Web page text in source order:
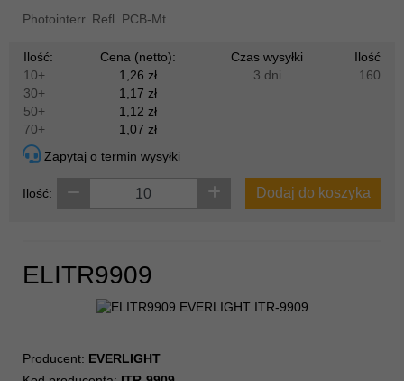
Photointerr. Refl. PCB-Mt
Ilość:
Cena (netto):
10+
1,26 zł
30+
1,17 zł
50+
1,12 zł
70+
1,07 zł
Czas wysyłki
Ilość
3 dni
160
Zapytaj o termin wysyłki
Ilość: Dodaj do koszyka
ELITR9909
Producent: EVERLIGHT